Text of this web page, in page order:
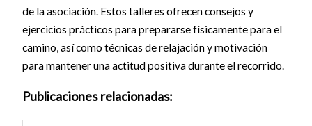
de la asociación. Estos talleres ofrecen consejos y
ejercicios prácticos para prepararse físicamente para el
camino, así como técnicas de relajación y motivación
para mantener una actitud positiva durante el recorrido.
Publicaciones relacionadas: